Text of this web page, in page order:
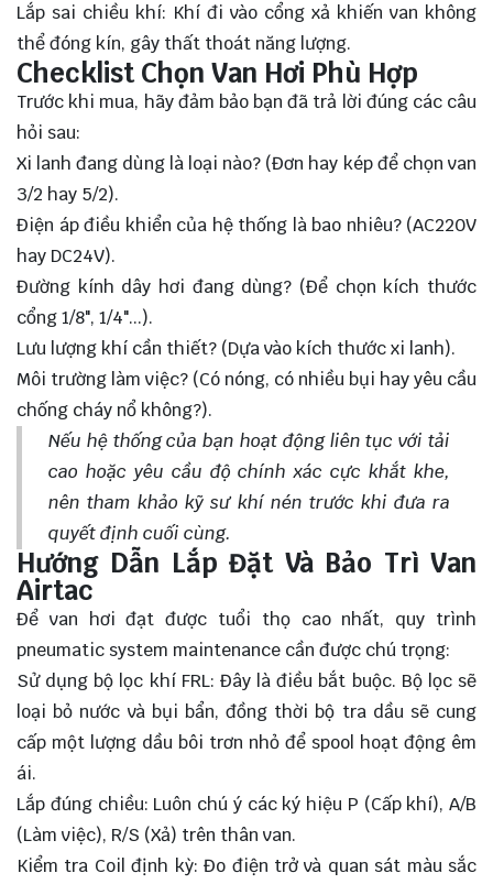
Lắp sai chiều khí: Khí đi vào cổng xả khiến van không
thể đóng kín, gây thất thoát năng lượng.
Checklist Chọn Van Hơi Phù Hợp
Trước khi mua, hãy đảm bảo bạn đã trả lời đúng các câu
hỏi sau:
Xi lanh đang dùng là loại nào? (Đơn hay kép để chọn van
3/2 hay 5/2).
Điện áp điều khiển của hệ thống là bao nhiêu? (AC220V
hay DC24V).
Đường kính dây hơi đang dùng? (Để chọn kích thước
cổng 1/8", 1/4"...).
Lưu lượng khí cần thiết? (Dựa vào kích thước xi lanh).
Môi trường làm việc? (Có nóng, có nhiều bụi hay yêu cầu
chống cháy nổ không?).
Nếu hệ thống của bạn hoạt động liên tục với tải
cao hoặc yêu cầu độ chính xác cực khắt khe,
nên tham khảo kỹ sư khí nén trước khi đưa ra
quyết định cuối cùng.
Hướng Dẫn Lắp Đặt Và Bảo Trì Van
Airtac
Để van hơi đạt được tuổi thọ cao nhất, quy trình
pneumatic system maintenance cần được chú trọng:
Sử dụng bộ lọc khí FRL: Đây là điều bắt buộc. Bộ lọc sẽ
loại bỏ nước và bụi bẩn, đồng thời bộ tra dầu sẽ cung
cấp một lượng dầu bôi trơn nhỏ để spool hoạt động êm
ái.
Lắp đúng chiều: Luôn chú ý các ký hiệu P (Cấp khí), A/B
(Làm việc), R/S (Xả) trên thân van.
Kiểm tra Coil định kỳ: Đo điện trở và quan sát màu sắc